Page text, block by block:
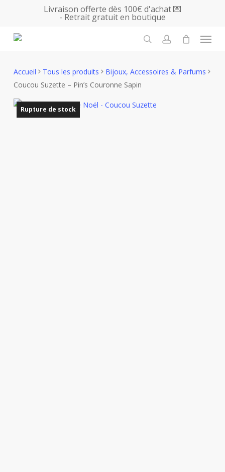
main
Livraison offerte dès 100€ d'achat 💌
- Retrait gratuit en boutique
Menu
Accueil Tous les produits
Bijoux, Accessoires & Parfums
Coucou Suzette – Pin’s Couronne Sapin
Rupture de stock